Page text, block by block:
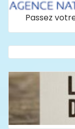
Passez